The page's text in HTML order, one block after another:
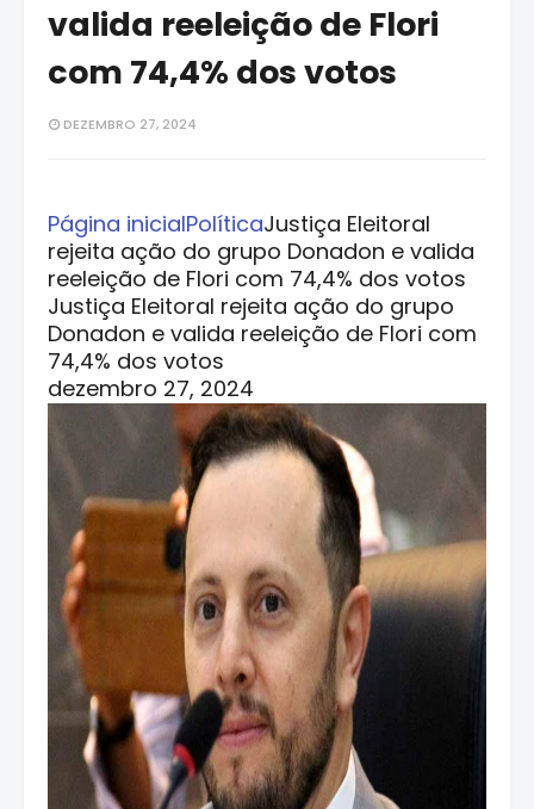
valida reeleição de Flori
com 74,4% dos votos
DEZEMBRO 27, 2024
Página inicialPolíticaJustiça Eleitoral
rejeita ação do grupo Donadon e valida
reeleição de Flori com 74,4% dos votos
Justiça Eleitoral rejeita ação do grupo
Donadon e valida reeleição de Flori com
74,4% dos votos
dezembro 27, 2024